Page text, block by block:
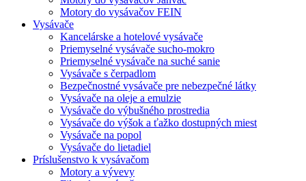
Motory do vysávačov FEIN
Vysávače
Kancelárske a hotelové vysávače
Priemyselné vysávače sucho-mokro
Priemyselné vysávače na suché sanie
Vysávače s čerpadlom
Bezpečnostné vysávače pre nebezpečné látky
Vysávače na oleje a emulzie
Vysávače do výbušného prostredia
Vysávače do výšok a ťažko dostupných miest
Vysávače na popol
Vysávače do lietadiel
Príslušenstvo k vysávačom
Motory a vývevy